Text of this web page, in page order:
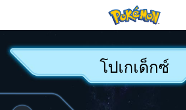
โปเกเด็กซ์